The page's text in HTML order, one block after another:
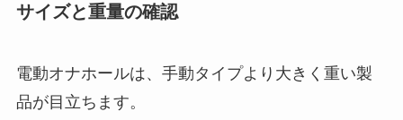
サイズと重量の確認
電動オナホールは、手動タイプより大きく重い製
品が目立ちます。